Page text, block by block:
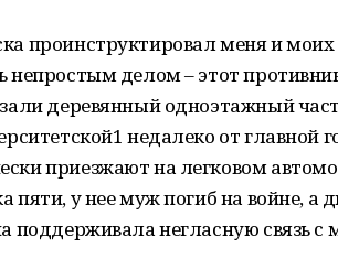
проинструктировал меня и
непростым делом – этот
деревянный одноэтажный
недалеко от главной
приезжают на легковом
пяти, у нее муж погиб на войне, а
поддерживала негласную связь с